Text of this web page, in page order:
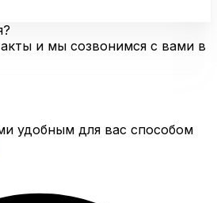
и мы созвонимся с вами в
удобным для вас способом